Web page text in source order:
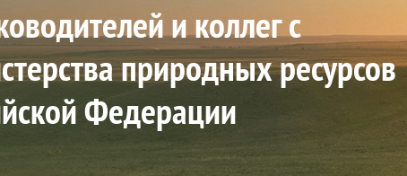
и коллег с
природных ресурсов
Федерации